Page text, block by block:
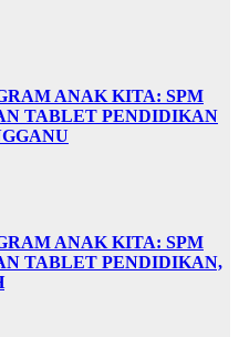
ANAK KITA: SPM
TABLET PENDIDIKAN
ANAK KITA: SPM
TABLET PENDIDIKAN,